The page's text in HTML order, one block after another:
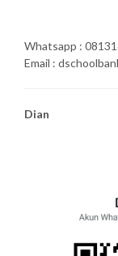
Whatsapp :
Email :
Dian